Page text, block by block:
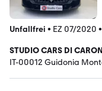
Unfallfrei • EZ 07/2020 •
STUDIO CARS DI
IT-00012 Guidonia